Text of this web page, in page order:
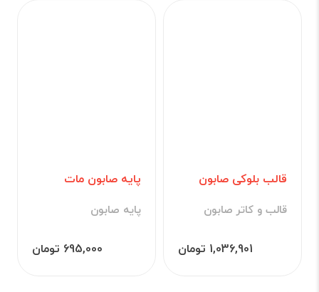
قالب بلوکی صابون
قالب و کاتر صابون
1,036,901 تومان
پایه صابون مات
پایه صابون
695,000 تومان